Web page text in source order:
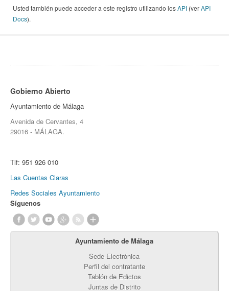
Usted también puede acceder a este registro utilizando losAPI (verAPI
Docs).
Gobierno Abierto
Ayuntamiento de Málaga
Avenida de Cervantes, 4
29016 - MÁLAGA.
Tlf: 951 926 010
Las Cuentas Claras
Redes Sociales Ayuntamiento
Síguenos
Ayuntamiento de Málaga
Sede Electrónica
Perfil del contratante
Tablón de Edictos
Juntas de Distrito